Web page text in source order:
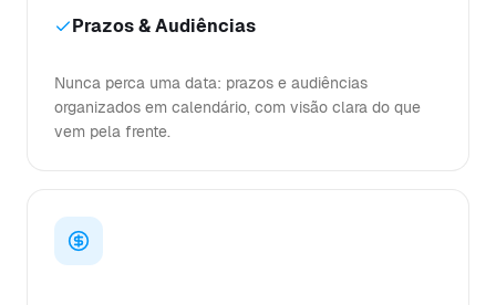
Prazos & Audiências
Nunca perca uma data: prazos e audiências
organizados em calendário, com visão clara do que
vem pela frente.